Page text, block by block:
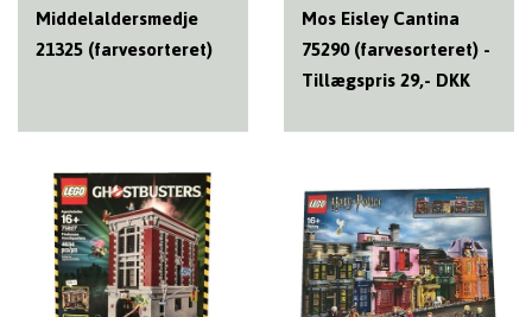
Middelaldersmedje
21325 (farvesorteret)
Mos Eisley Cantina
75290 (farvesorteret) -
Tillægspris 29,- DKK